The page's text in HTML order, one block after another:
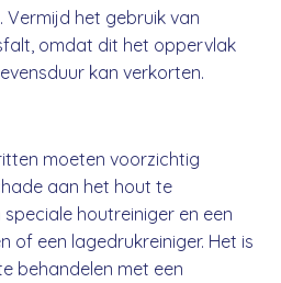
het gebruik van
omdat dit het oppervlak
kan verkorten.
moeten voorzichtig
aan het hout te
houtreiniger en een
of een lagedrukreiniger. Het is
behandelen met een